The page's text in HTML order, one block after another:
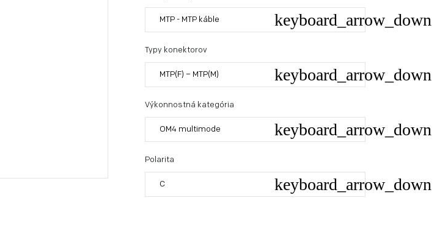
MTP - MTP káble
Typy konektorov
MTP(F) – MTP(M)
Výkonnostná kategória
OM4 multimode
Polarita
C